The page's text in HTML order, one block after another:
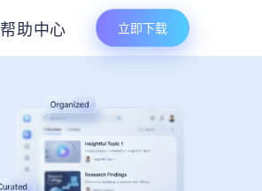
帮助中心 立即下载